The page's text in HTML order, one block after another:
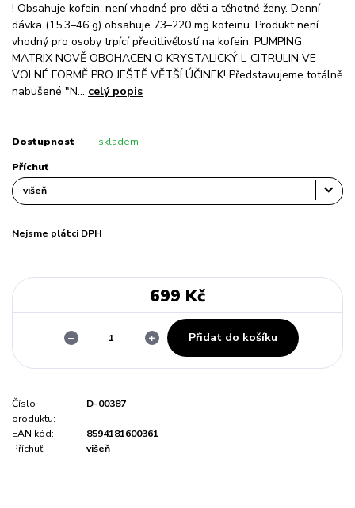
! Obsahuje kofein, není vhodné pro děti a těhotné ženy. Denní
dávka (15,3–46 g) obsahuje 73–220 mg kofeinu. Produkt není
vhodný pro osoby trpící přecitlivělostí na kofein. PUMPING
MATRIX NOVĚ OBOHACEN O KRYSTALICKÝ L-CITRULIN VE
VOLNÉ FORMĚ PRO JEŠTĚ VĚTŠÍ ÚČINEK! Představujeme totálně
nabušené "N... celý popis
Dostupnost skladem
Příchuť
Nejsme plátci DPH
699 Kč
Přidat do košíku
Číslo
produktu:
D-00387
EAN kód:
8594181600361
Příchuť:
višeň